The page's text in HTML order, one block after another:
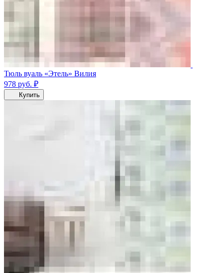
Тюль вуаль «Этель» Вилия
978 руб. ₽
Купить